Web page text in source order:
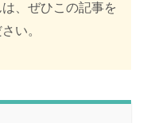
、ぜひこの記事を
い。